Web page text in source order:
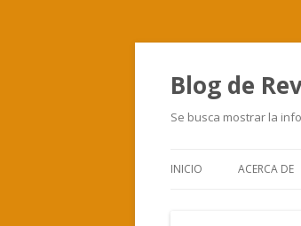
Blog de
Se busca mostrar la
INICIO ACERCA DE